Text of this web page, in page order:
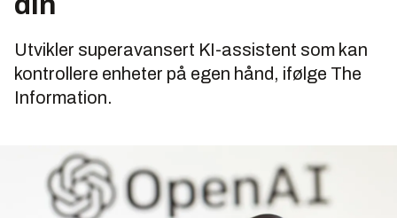
Utvikler superavansert KI-assistent som kan
kontrollere enheter på egen hånd, ifølge The
Information.